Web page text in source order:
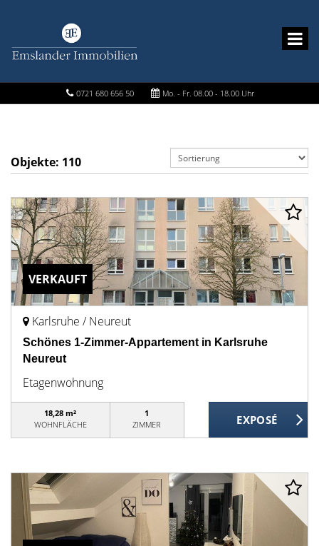
0721 680 656 50 Mo. - Fr. 08.00 - 18.00 Uhr
Objekte: 110
VERKAUFT
Karlsruhe / Neureut
Schönes 1-Zimmer-Appartement in Karlsruhe
Neureut
Etagenwohnung
18,28 m²
WOHNFLÄCHE
1
ZIMMER